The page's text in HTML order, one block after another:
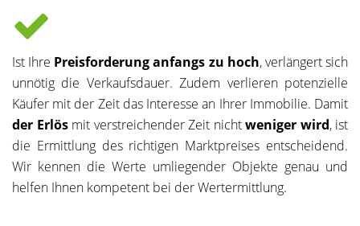
Ist Ihre Preisforderung anfangs zu hoch, verlängert sich
unnötig die Verkaufsdauer. Zudem verlieren potenzielle
Käufer mit der Zeit das Interesse an Ihrer Immobilie. Damit
der Erlösmit verstreichender Zeit nichtweniger wird, ist
die Ermittlung des richtigen Marktpreises entscheidend.
Wir kennen die Werte umliegender Objekte genau und
helfen Ihnen kompetent bei der Wertermittlung.